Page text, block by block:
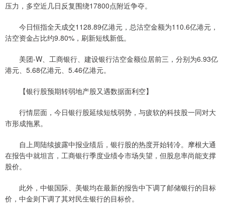
压力，多空近几日反复围绕17800点附近争夺。
今日恒指全天成交1128.89亿港元，总沽空金额为110.6亿港元，
沽空资金占比约9.80%，刷新短线新低。
美团-W、工商银行、建设银行沽空金额位居前三，分别为6.93亿
港元、5.68亿港元、5.46亿港元。
【银行股预期转弱地产股又遇数据面利空】
行情层面，今日银行股延续短线弱势，与疲软的科技股一同对大
市形成拖累。
自上周陆续披露中报业绩后，银行股的热度开始转冷。摩根大通
在报告中就坦言，工商银行季度业绩令市场失望，但股息率尚能支撑
股价。
此外，中银国际、美银均在最新的报告中下调了邮储银行的目标
价，中金则下调了其对民生银行的目标价。